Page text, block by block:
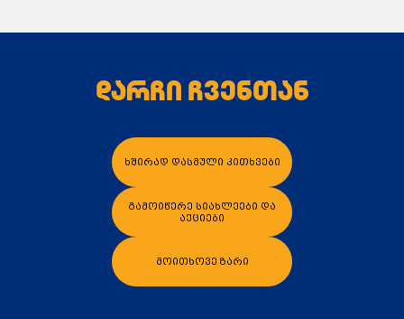
დარჩი ჩვენთან
ხშირად დასმული კითხვები
გამოიწერე სიახლეები და
აქციები
მოითხოვე ზარი